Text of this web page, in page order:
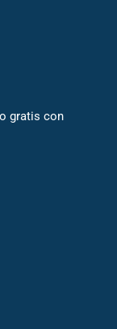
gratis con